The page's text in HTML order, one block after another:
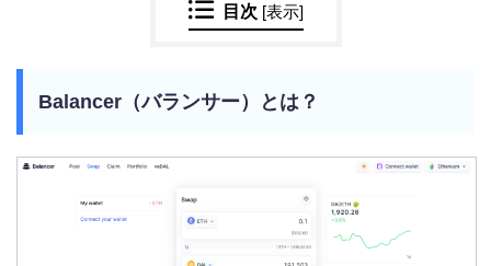
目次 [表示]
Balancer（バランサー）とは？